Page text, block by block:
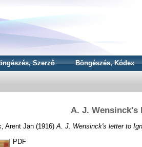
Szerző Böngészés, Kódex
A. J.
Arent Jan (1916) A. J. Wensinck's letter to
PDF